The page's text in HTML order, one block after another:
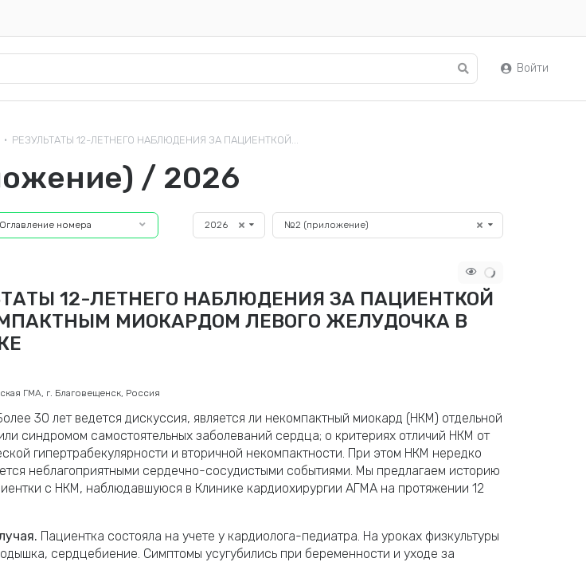
Войти
• РЕЗУЛЬТАТЫ 12-ЛЕТНЕГО НАБЛЮДЕНИЯ ЗА ПАЦИЕНТКОЙ...
/ 2026
2026 №2 (приложение)
Оглавление номера
12-ЛЕТНЕГО НАБЛЮДЕНИЯ ЗА ПАЦИЕНТКОЙ
МИОКАРДОМ ЛЕВОГО ЖЕЛУДОЧКА В
ГМА, г. Благовещенск, Россия
30 лет ведется дискуссия, является ли некомпактный миокард (НКМ) отдельной
синдромом самостоятельных заболеваний сердца; о критериях отличий НКМ от
гипертрабекулярности и вторичной некомпактности. При этом НКМ нередко
неблагоприятными сердечно-сосудистыми событиями. Мы предлагаем историю
с НКМ, наблюдавшуюся в Клинике кардиохирургии АГМА на протяжении 12
Пациентка состояла на учете у кардиолога-педиатра. На уроках физкультуры
сердцебиение. Симптомы усугубились при беременности и уходе за